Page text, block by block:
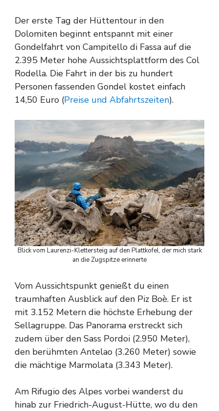
Der erste Tag der Hüttentour in den
Dolomiten beginnt entspannt mit einer
Gondelfahrt von Campitello di Fassa auf die
2.395 Meter hohe Aussichtsplattform des Col
Rodella. Die Fahrt in der bis zu hundert
Personen fassenden Gondel kostet einfach
14,50 Euro (Preise und Abfahrtszeiten).
Blick vom Laurenzi-Klettersteig auf den Plattkofel, der mich stark
an die Zugspitze erinnerte
Vom Aussichtspunkt genießt du einen
traumhaften Ausblick auf den Piz Boè. Er ist
mit 3.152 Metern die höchste Erhebung der
Sellagruppe. Das Panorama erstreckt sich
zudem über den Sass Pordoi (2.950 Meter),
den berühmten Antelao (3.260 Meter) sowie
die mächtige Marmolata (3.343 Meter).
Am Rifugio des Alpes vorbei wanderst du
hinab zur Friedrich-August-Hütte, wo du den